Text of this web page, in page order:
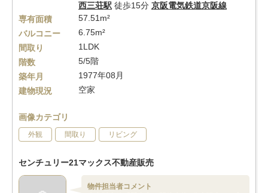
西三荘駅 徒歩15分 京阪電気鉄道京阪線
専有面積
57.51m²
バルコニー
6.75m²
間取り
1LDK
階数
5/5階
築年月
1977年08月
建物現況
空家
画像カテゴリ
外観 間取り リビング
センチュリー21マックス不動産販売
物件担当者コメント